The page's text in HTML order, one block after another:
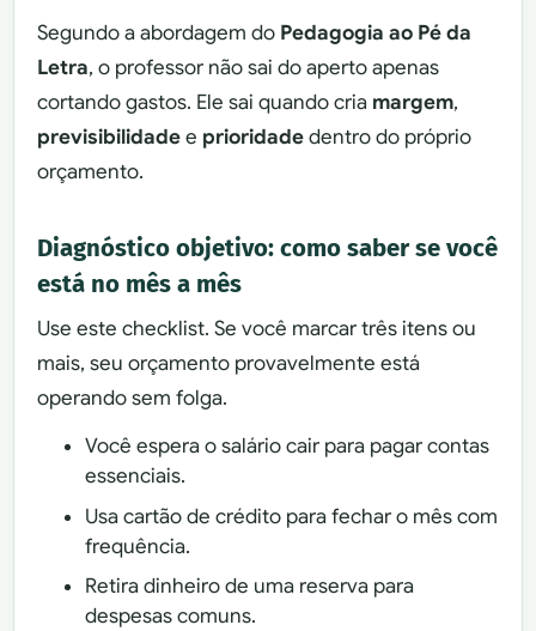
Segundo a abordagem do Pedagogia ao Pé da
Letra, o professor não sai do aperto apenas
cortando gastos. Ele sai quando cria margem,
previsibilidadee prioridadedentro do próprio
orçamento.
Diagnóstico objetivo: como saber se você
está no mês a mês
Use este checklist. Se você marcar três itens ou
mais, seu orçamento provavelmente está
operando sem folga.
Você espera o salário cair para pagar contas
essenciais.
Usa cartão de crédito para fechar o mês com
frequência.
Retira dinheiro de uma reserva para
despesas comuns.